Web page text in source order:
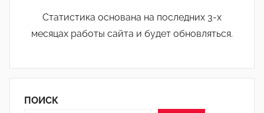
Статистика основана на последних 3-х
месяцах работы сайта и будет обновляться.
ПОИСК